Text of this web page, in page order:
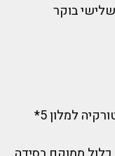
הדיל כולל טיסות ישירות לאנטליה שבטורקיה למלון 5*